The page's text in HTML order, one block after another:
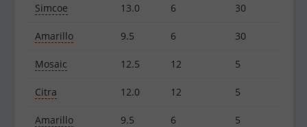
Simcoe 13.0 6 30
Amarillo 9.5 6 30
Mosaic 12.5 12 5
Citra 12.0 12 5
Amarillo 9.5 6 5